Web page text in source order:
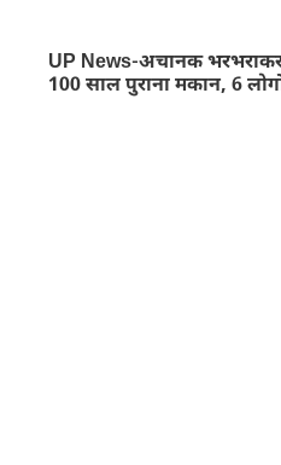
UP News-अचानक भरभराकर
100 साल पुराना मकान, 6